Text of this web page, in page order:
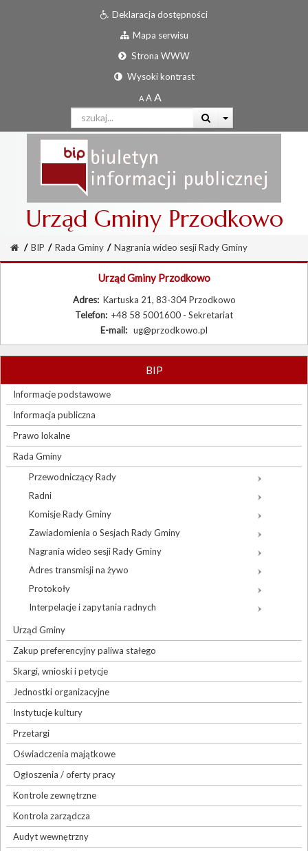
Deklaracja dostępności
Mapa serwisu
Strona WWW
Wysoki kontrast
Urząd Gminy Przodkowo
/ BIP / Rada Gminy / Nagrania wideo sesji Rady Gminy
Urząd Gminy Przodkowo
Adres: Kartuska 21, 83-304 Przodkowo
Telefon: +48 58 5001600 - Sekretariat
E-mail: ug@przodkowo.pl
BIP
Informacje podstawowe
Informacja publiczna
Prawo lokalne
Rada Gminy
Przewodniczący Rady
Radni
Komisje Rady Gminy
Zawiadomienia o Sesjach Rady Gminy
Nagrania wideo sesji Rady Gminy
Adres transmisji na żywo
Protokoły
Interpelacje i zapytania radnych
Urząd Gminy
Zakup preferencyjny paliwa stałego
Skargi, wnioski i petycje
Jednostki organizacyjne
Instytucje kultury
Przetargi
Oświadczenia majątkowe
Ogłoszenia / oferty pracy
Kontrole zewnętrzne
Kontrola zarządcza
Audyt wewnętrzny